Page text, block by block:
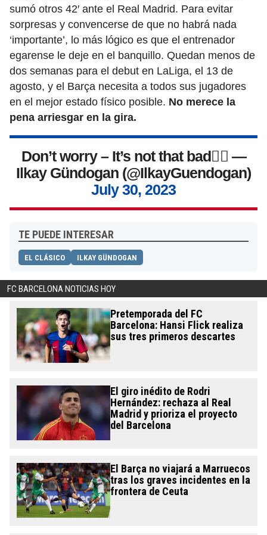
sumó otros 42′ ante el Real Madrid. Para evitar
sorpresas y convencerse de que no habrá nada
‘importante’, lo más lógico es que el entrenador
egarense le deje en el banquillo. Quedan menos de
dos semanas para el debut en LaLiga, el 13 de
agosto, y el Barça necesita a todos sus jugadores
en el mejor estado físico posible. No merece la
pena arriesgar en la gira.
Don’t worry – It’s not that bad👍🏼 —
Ilkay Gündogan (@IlkayGuendogan)
July 30, 2023
TE PUEDE INTERESAR
EL CLÁSICO ILKAY GÜNDOGAN
FC BARCELONA NOTICIAS HOY
Pretemporada del FC
Barcelona: Hansi Flick realiza
sus tres primeros descartes
El giro inédito de Rodri
Hernández: rechaza al Real
Madrid y prioriza el proyecto
del Barcelona
El Barça no viajará a Marruecos
tras los graves incidentes en la
frontera de Ceuta